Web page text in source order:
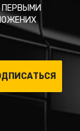
ПЕРВЫМИ